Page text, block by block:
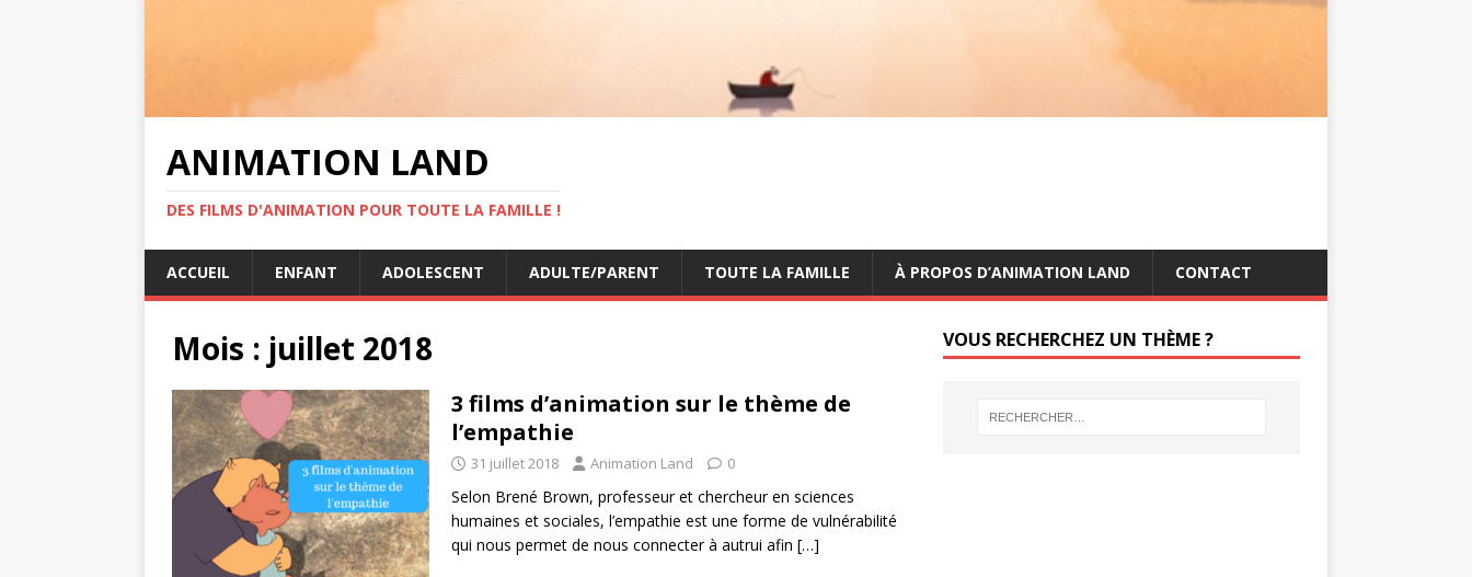
ANIMATION LAND
DES FILMS D'ANIMATION POUR TOUTE LA FAMILLE !
ACCUEIL ENFANT ADOLESCENT ADULTE/PARENT TOUTE LA FAMILLE À PROPOS D’ANIMATION LAND CONTACT
Mois : juillet 2018
3 films d’animation sur le thème de
l’empathie
31 juillet 2018 Animation Land 0
Selon Brené Brown, professeur et chercheur en sciences
humaines et sociales, l’empathie est une forme de vulnérabilité
qui nous permet de nous connecter à autrui afin […]
VOUS RECHERCHEZ UN THÈME ?